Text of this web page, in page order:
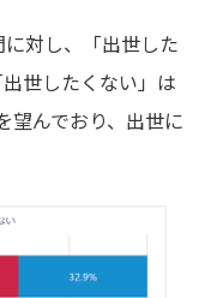
対し、「出世した
世したくない」は
望んでおり、出世に